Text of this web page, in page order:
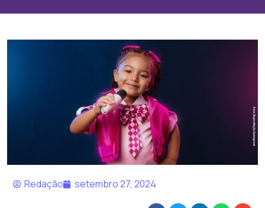
Redação setembro 27, 2024